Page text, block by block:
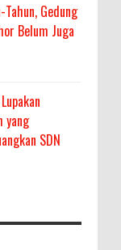
Gedung
Belum Juga
yang
SDN